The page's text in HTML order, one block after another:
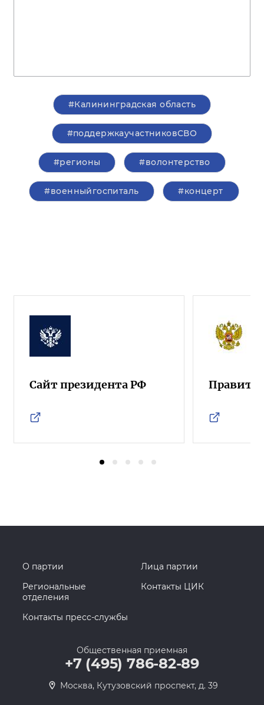
#Калининградская область
#поддержкаучастниковСВО
#регионы #волонтерство
#военныйгоспиталь #концерт
Сайт президента РФ
О партии
Лица партии
Региональные
отделения
Контакты ЦИК
Контакты пресс-службы
Общественная приемная
+7 (495) 786-82-89
Москва, Кутузовский проспект, д. 39